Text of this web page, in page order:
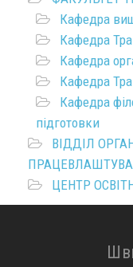
Кафедра
Кафедра
Кафедра
Кафедра
Кафедра
підготовки
ВІДДІЛ
ЦЕНТР